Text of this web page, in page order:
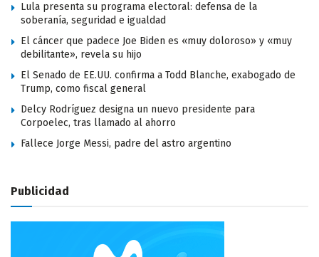
Lula presenta su programa electoral: defensa de la
soberanía, seguridad e igualdad
El cáncer que padece Joe Biden es «muy doloroso» y «muy
debilitante», revela su hijo
El Senado de EE.UU. confirma a Todd Blanche, exabogado de
Trump, como fiscal general
Delcy Rodríguez designa un nuevo presidente para
Corpoelec, tras llamado al ahorro
Fallece Jorge Messi, padre del astro argentino
Publicidad